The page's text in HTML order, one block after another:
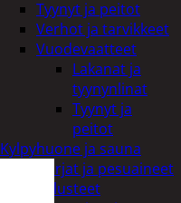
Tyynyt ja peitot
Verhot ja tarvikkeet
Vuodevaatteet
Lakanat ja
tyynynlinat
Tyynyt ja
peitot
Kylpyhuone ja sauna
Harjat ja pesuaineet
Kalusteet